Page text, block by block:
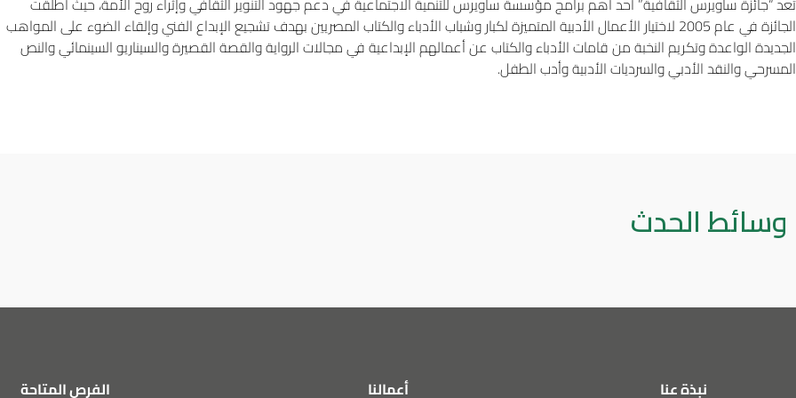
الجائزة في عام 2005 لاختيار الأعمال الأدبية المتميزة لكبار وشباب الأدباء والكتاب المصريين بهدف تشجيع الإبداع الفني وإلقاء الضوء على المواهب
الجديدة الواعدة وتكريم النخبة من قامات الأدباء والكتاب عن أعمالهم الإبداعية في مجالات الرواية والقصة القصيرة والسيناريو السينمائي والنص
المسرحي والنقد الأدبي والسرديات الأدبية وأدب الطفل.
وسائط الحدث
نبذة عنا أعمالنا الفرص المتاحة